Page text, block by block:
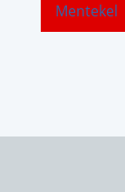
Mentekel